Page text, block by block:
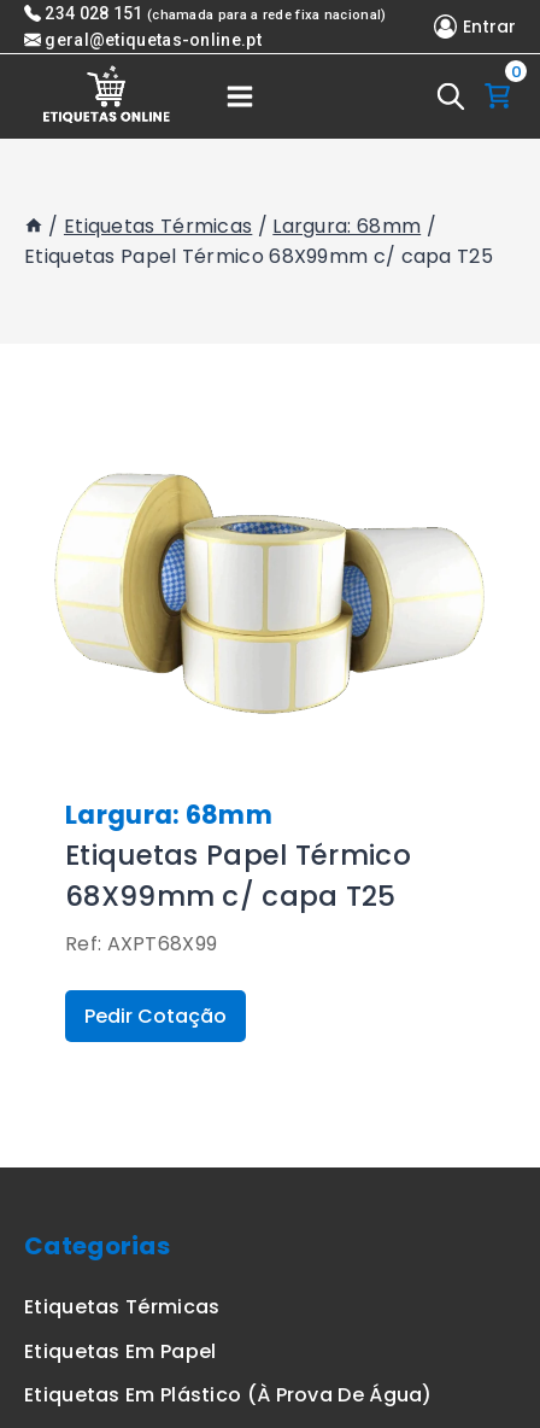
Skip 234 028 151 (chamada para a rede fixa nacional)
geral@etiquetas-online.pt
Entrar
0
/ Etiquetas Térmicas / Largura: 68mm /
Etiquetas Papel Térmico 68X99mm c/ capa T25
Largura: 68mm
Etiquetas Papel Térmico
68X99mm c/ capa T25
Ref: AXPT68X99
Pedir Cotação
Categorias
Etiquetas Térmicas
Etiquetas Em Papel
Etiquetas Em Plástico (à Prova De Água)